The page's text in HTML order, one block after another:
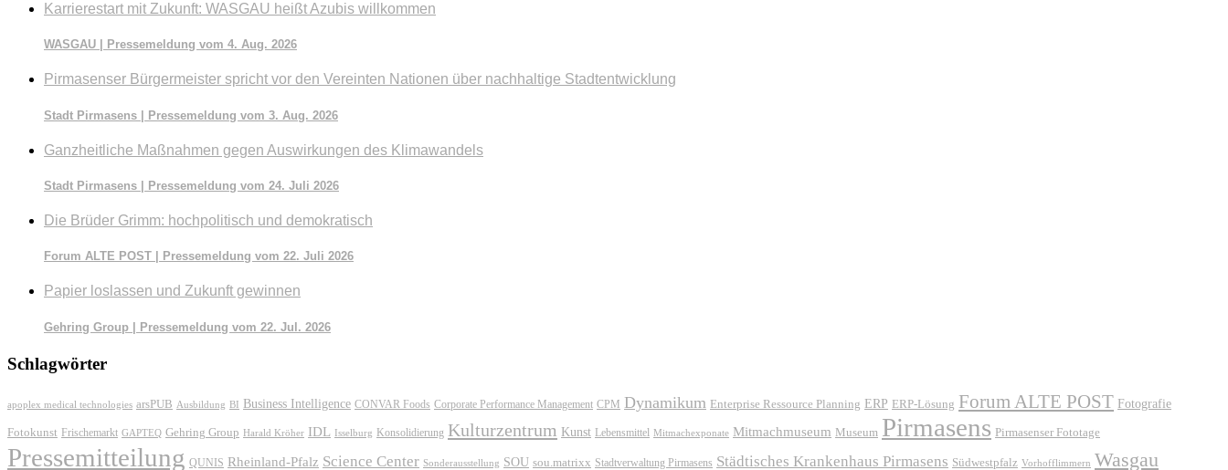
Karrierestart mit Zukunft: WASGAU heißt Azubis willkommen
WASGAU | Pressemeldung vom 4. Aug. 2026
Pirmasenser Bürgermeister spricht vor den Vereinten Nationen über nachhaltige Stadtentwicklung
Stadt Pirmasens | Pressemeldung vom 3. Aug. 2026
Ganzheitliche Maßnahmen gegen Auswirkungen des Klimawandels
Stadt Pirmasens | Pressemeldung vom 24. Juli 2026
Die Brüder Grimm: hochpolitisch und demokratisch
Forum ALTE POST | Pressemeldung vom 22. Juli 2026
Papier loslassen und Zukunft gewinnen
Gehring Group | Pressemeldung vom 22. Jul. 2026
Schlagwörter
apoplex medical technologies arsPUB Ausbildung BI Business Intelligence CONVAR Foods Corporate Performance Management CPM Dynamikum Enterprise Ressource Planning ERP ERP-Lösung Forum ALTE POST Fotografie
Fotokunst Frischemarkt GAPTEQ Gehring Group Harald Kröher IDL Isselburg Konsolidierung Kulturzentrum Kunst Lebensmittel Mitmachexponate Mitmachmuseum Museum Pirmasens Pirmasenser Fototage
Pressemitteilung QUNIS Rheinland-Pfalz Science Center Sonderausstellung SOU sou.matrixx Stadtverwaltung Pirmasens Städtisches Krankenhaus Pirmasens Südwestpfalz Vorhofflimmern Wasgau